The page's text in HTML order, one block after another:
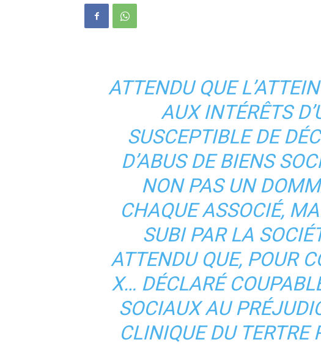
ATTENDU QUE
AUX INTÉRÊTS
SUSCEPTIBLE DE
D’ABUS DE BIENS
NON PAS UN
CHAQUE ASSOCIÉ,
SUBI PAR LA
ATTENDU QUE, POUR
X… DÉCLARÉ
SOCIAUX AU
CLINIQUE DU TERTRE